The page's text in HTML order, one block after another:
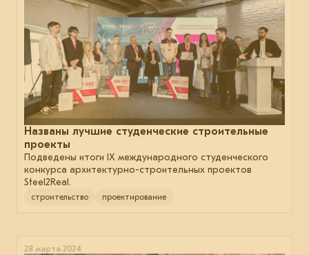
Названы лучшие студенческие строительные
проекты
Подведены итоги IХ международного студенческого
конкурса архитектурно-строительных проектов
Steel2Real.
строительство проектирование
28 марта 2024